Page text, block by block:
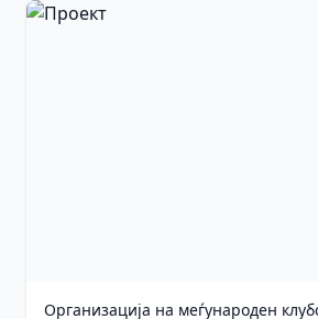
Организација на меѓународен